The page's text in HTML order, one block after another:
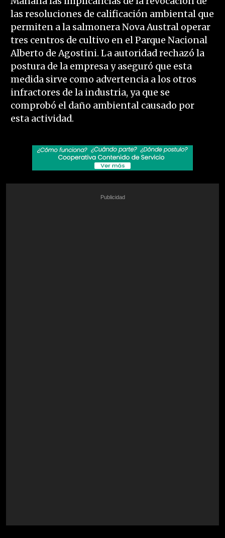
las resoluciones de calificación ambiental que
permiten a la salmonera Nova Austral operar
tres centros de cultivo en el Parque Nacional
Alberto de Agostini. La autoridad rechazó la
postura de la empresa y aseguró que esta
medida sirve como advertencia a los otros
infractores de la industria, ya que se
comprobó el daño ambiental causado por
esta actividad.